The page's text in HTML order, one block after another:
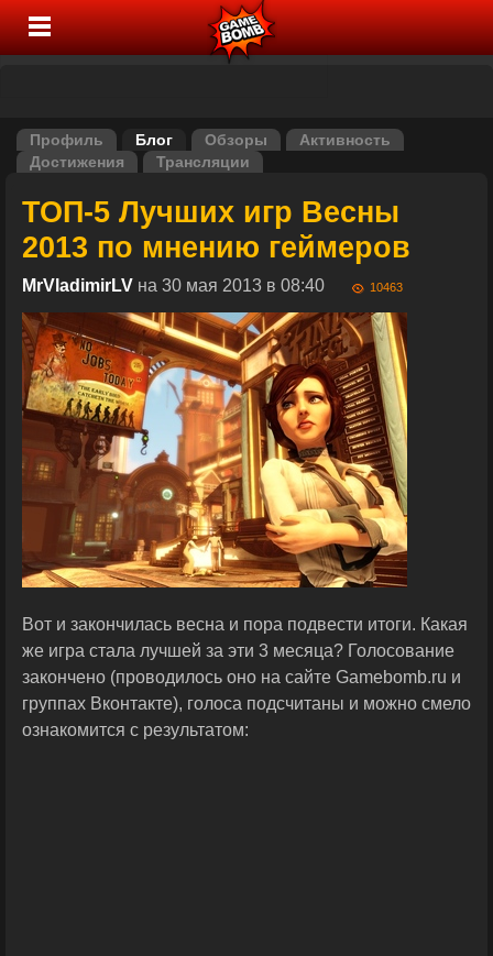
Профиль Блог Обзоры
Активность
Достижения
Трансляции
ТОП-5 Лучших игр Весны
2013 по мнению геймеров
MrVladimirLV на 30 мая 2013 в 08:40 10463
Вот и закончилась весна и пора подвести итоги. Какая
же игра стала лучшей за эти 3 месяца? Голосование
закончено (проводилось оно на сайте Gamebomb.ru и
группах Вконтакте), голоса подсчитаны и можно смело
ознакомится с результатом: